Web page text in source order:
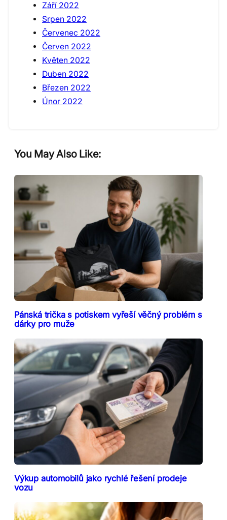
Září 2022
Srpen 2022
Červenec 2022
Červen 2022
Květen 2022
Duben 2022
Březen 2022
Únor 2022
You May Also Like:
Pánská trička s potiskem vyřeší věčný problém s
dárky pro muže
Výkup automobilů jako rychlé řešení prodeje
vozu